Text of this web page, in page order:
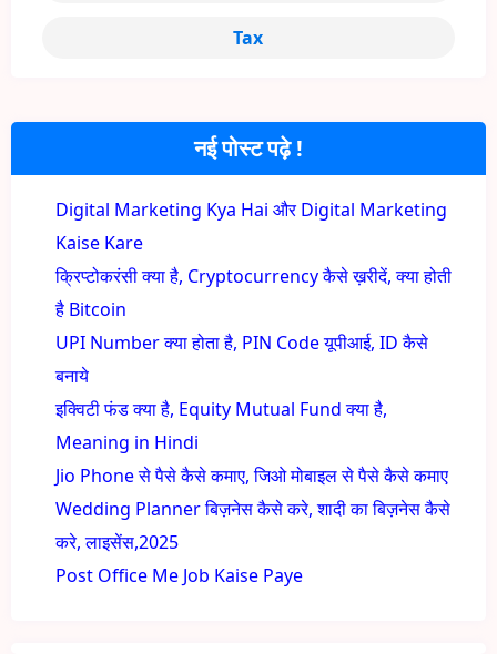
नई पोस्ट पढ़े !
Digital Marketing Kya Hai और Digital Marketing
Kaise Kare
क्रिप्टोकरंसी क्या है, Cryptocurrency कैसे ख़रीदें, क्या होती
है Bitcoin
UPI Number क्या होता है, PIN Code यूपीआई, ID कैसे
बनाये
इक्विटी फंड क्या है, Equity Mutual Fund क्या है,
Meaning in Hindi
Jio Phone से पैसे कैसे कमाए, जिओ मोबाइल से पैसे कैसे कमाए
Wedding Planner बिज़नेस कैसे करे, शादी का बिज़नेस कैसे
करे, लाइसेंस,2025
Post Office Me Job Kaise Paye
Tax